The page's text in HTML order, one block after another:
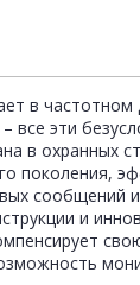
в
все эти
охранных
поколения,
и